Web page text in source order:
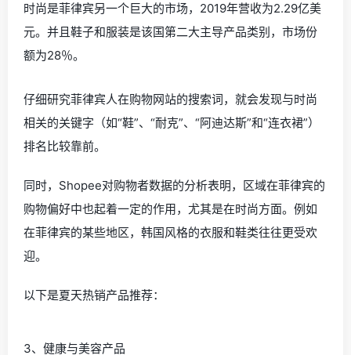
时尚是菲律宾另一个巨大的市场，2019年营收为2.29亿美
元。并且鞋子和服装是该国第二大主导产品类别，市场份
额为28％。
仔细研究菲律宾人在购物网站的搜索词，就会发现与时尚
相关的关键字（如“鞋”、“耐克”、“阿迪达斯”和“连衣裙”）
排名比较靠前。
同时，Shopee对购物者数据的分析表明，区域在菲律宾的
购物偏好中也起着一定的作用，尤其是在时尚方面。例如
在菲律宾的某些地区，韩国风格的衣服和鞋类往往更受欢
迎。
以下是夏天热销产品推荐：
3、健康与美容产品